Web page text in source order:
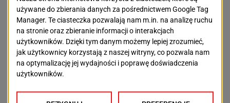
trend się odwraca. Rozmawiamy z
kilkoma innymi przedsiębiorcami
o tym problemie, wszyscy mamy
te same spostrzeżenia. Nie
jesteśmy jedyni, którzy zmienią
podejście do pozyskiwania i